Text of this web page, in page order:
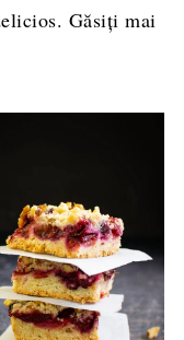
Găsiţi mai
caramelizate și